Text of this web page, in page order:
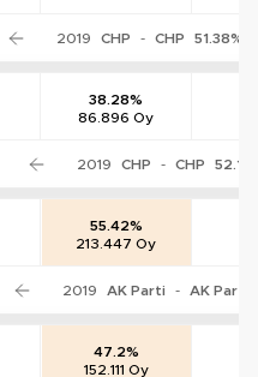
2019 CHP - CHP 51.38%
38.28%
86.896 Oy
2019 CHP - CHP
55.42%
213.447 Oy
2019 AK Parti - AK Parti
47.2%
152.111 Oy